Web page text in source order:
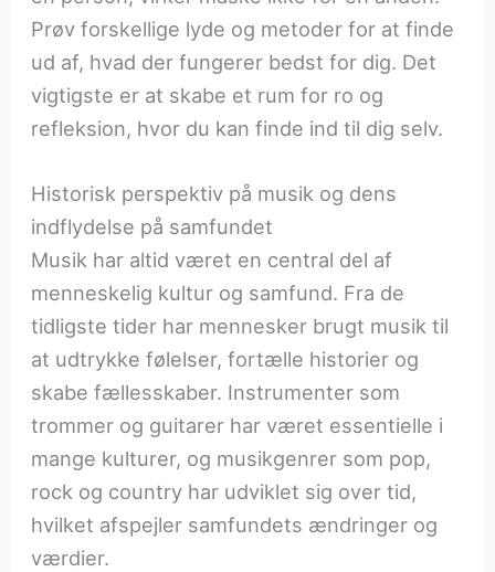
Prøv forskellige lyde og metoder for at finde
ud af, hvad der fungerer bedst for dig. Det
vigtigste er at skabe et rum for ro og
refleksion, hvor du kan finde ind til dig selv.
Historisk perspektiv på musik og dens
indflydelse på samfundet
Musik har altid været en central del af
menneskelig kultur og samfund. Fra de
tidligste tider har mennesker brugt musik til
at udtrykke følelser, fortælle historier og
skabe fællesskaber. Instrumenter som
trommer og guitarer har været essentielle i
mange kulturer, og musikgenrer som pop,
rock og country har udviklet sig over tid,
hvilket afspejler samfundets ændringer og
værdier.